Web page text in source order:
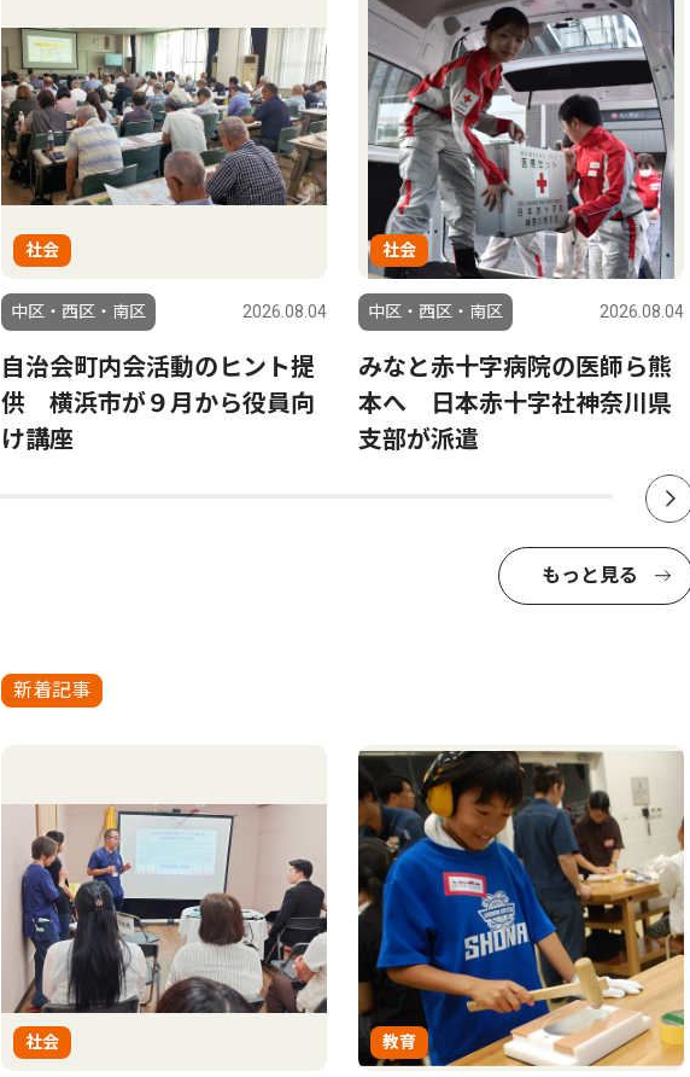
社会
中区・西区・南区 2026.08.04
自治会町内会活動のヒント提
供 横浜市が９月から役員向
け講座
社会
中区・西区・南区 2026.08.04
みなと赤十字病院の医師ら熊
本へ 日本赤十字社神奈川県
支部が派遣
もっと見る
新着記事
社会 教育